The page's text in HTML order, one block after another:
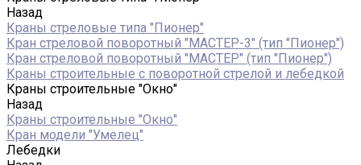
Назад
Краны стреловые типа "Пионер"
Кран стреловой поворотный "МАСТЕР-3" (тип "Пионер")
Кран стреловой поворотный "МАСТЕР" (тип "Пионер")
Краны строительные с поворотной стрелой и лебедкой
Краны строительные "Окно"
Назад
Краны строительные "Окно"
Кран модели "Умелец"
Лебедки